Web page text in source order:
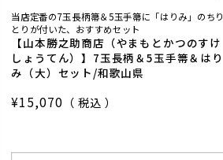
当店定番の7玉長柄箒＆5玉手箒に「はりみ」のちり
とりが付いた、おすすめセット
【山本勝之助商店（やまもとかつのすけ
しょうてん）】7玉長柄＆5玉手箒＆はり
み（大）セット/和歌山県
¥15,070 税込